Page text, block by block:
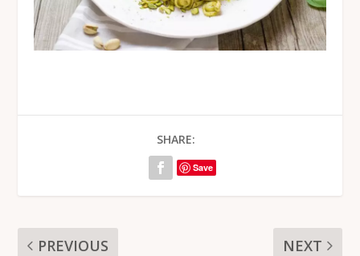
SHARE:
Save
PREVIOUS
NEXT